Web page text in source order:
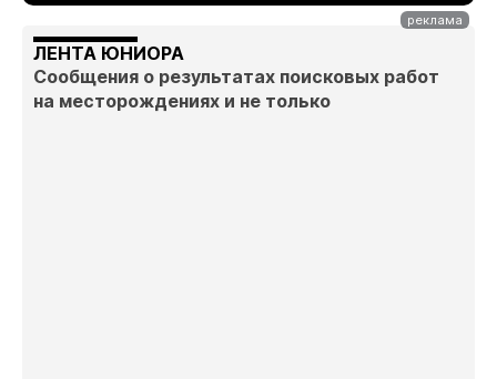
ЛЕНТА ЮНИОРА
Сообщения о результатах поисковых работ
на месторождениях и не только